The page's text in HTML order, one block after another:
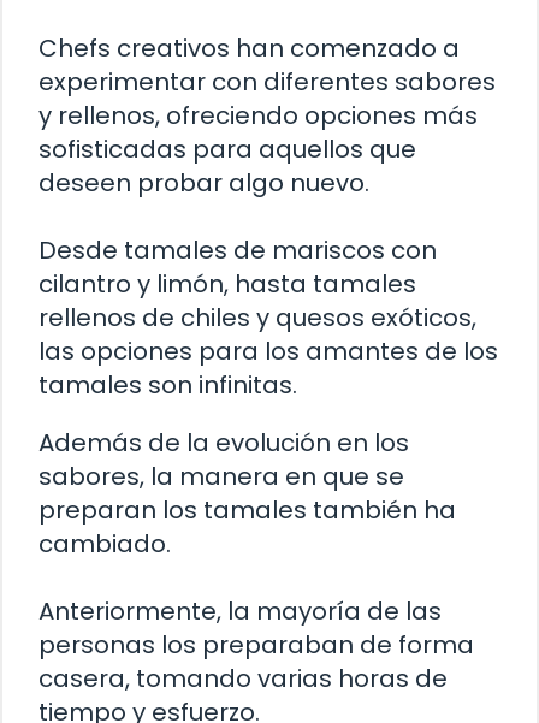
Chefs creativos han comenzado a
experimentar con diferentes sabores
y rellenos, ofreciendo opciones más
sofisticadas para aquellos que
deseen probar algo nuevo.
Desde tamales de mariscos con
cilantro y limón, hasta tamales
rellenos de chiles y quesos exóticos,
las opciones para los amantes de los
tamales son infinitas.
Además de la evolución en los
sabores, la manera en que se
preparan los tamales también ha
cambiado.
Anteriormente, la mayoría de las
personas los preparaban de forma
casera, tomando varias horas de
tiempo y esfuerzo.